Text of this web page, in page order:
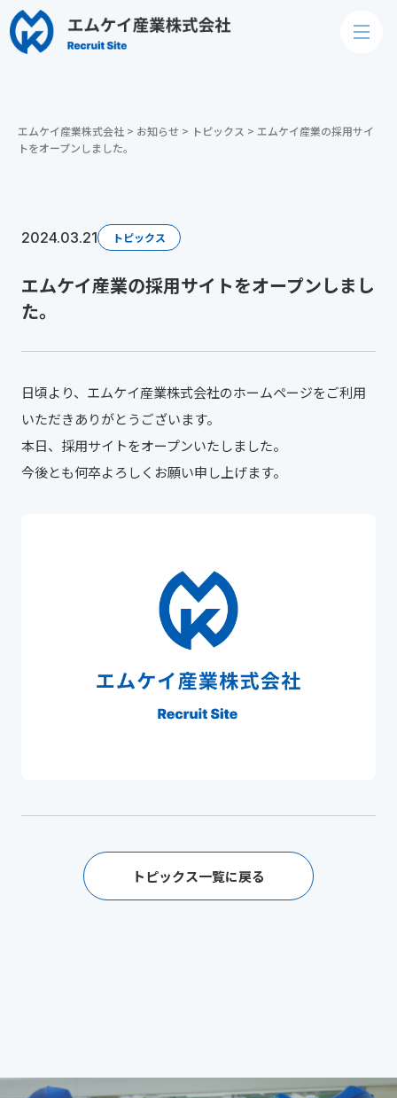
エムケイ産業株式会社 > お知らせ > トピックス > エムケイ産業の採用サイ
トをオープンしました。
2024.03.21 トピックス
エムケイ産業の採用サイトをオープンしまし
た。
日頃より、エムケイ産業株式会社のホームページをご利用
いただきありがとうございます。
本日、採用サイトをオープンいたしました。
今後とも何卒よろしくお願い申し上げます。
トピックス一覧に戻る